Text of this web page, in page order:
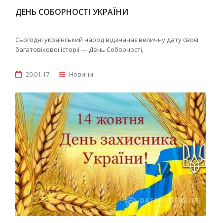
ДЕНЬ СОБОРНОСТІ УКРАЇНИ
Сьогодні український народ відзначає величну дату своєї
багатовікової історії — День Соборності,
20.01.17 Новини